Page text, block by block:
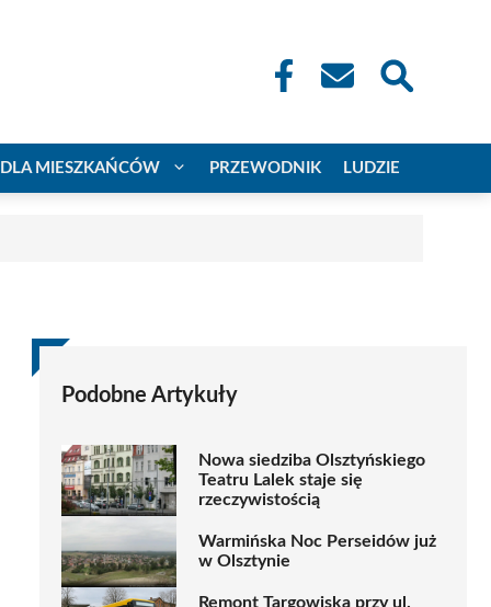
DLA MIESZKAŃCÓW PRZEWODNIK LUDZIE
Podobne Artykuły
Nowa siedziba Olsztyńskiego
Teatru Lalek staje się
rzeczywistością
Warmińska Noc Perseidów już
w Olsztynie
Remont Targowiska przy ul.